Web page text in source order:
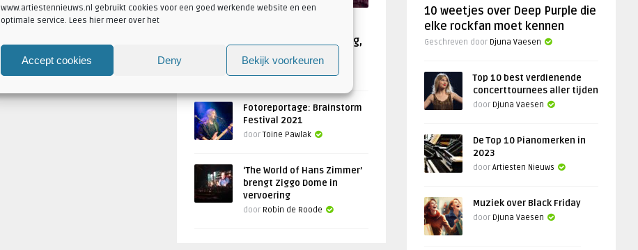
www.artiestennieuws.nl gebruikt cookies voor een goed werkende website en een
optimale service. Lees hier meer over het
Accept cookies Deny Bekijk voorkeuren
Atlantis en Xandria in De Helling,
Geschreven door
Fotoreportage: Brainstorm
Festival 2021
door Toine Pawlak
‘The World of Hans Zimmer’
brengt Ziggo Dome in
vervoering
door Robin de Roode
10 weetjes over Deep Purple die
elke rockfan moet kennen
Geschreven door Djuna Vaesen
Top 10 best verdienende
concerttournees aller tijden
door Djuna Vaesen
De Top 10 Pianomerken in
2023
door Artiesten Nieuws
Muziek over Black Friday
door Djuna Vaesen